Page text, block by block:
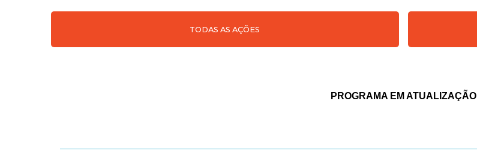
TODAS AS AÇÕES
PROGRAMA EM ATUALIZAÇÃO